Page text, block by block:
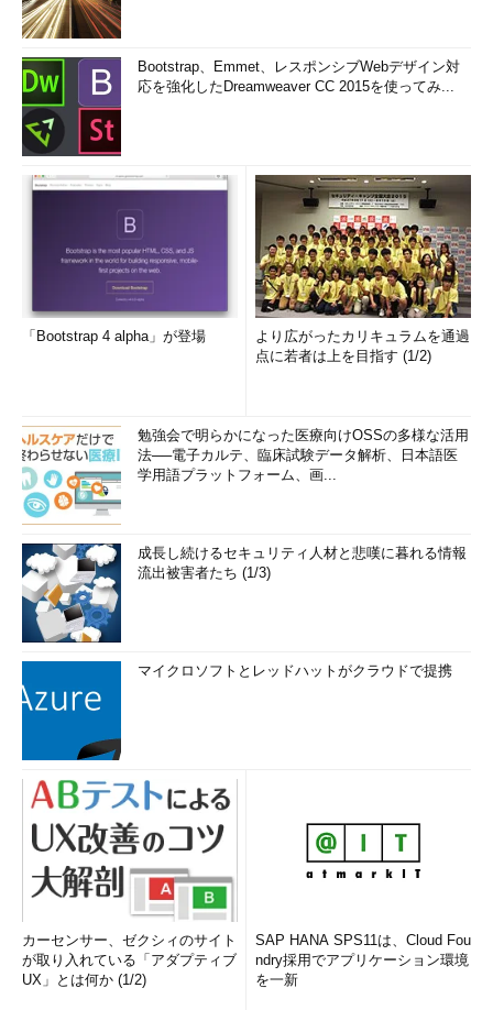
Bootstrap、Emmet、レスポンシブWebデザイン対
応を強化したDreamweaver CC 2015を使ってみ...
「Bootstrap 4 alpha」が登場
より広がったカリキュラムを通過
点に若者は上を目指す (1/2)
勉強会で明らかになった医療向けOSSの多様な活用
法──電子カルテ、臨床試験データ解析、日本語医
学用語プラットフォーム、画...
成長し続けるセキュリティ人材と悲嘆に暮れる情報
流出被害者たち (1/3)
マイクロソフトとレッドハットがクラウドで提携
カーセンサー、ゼクシィのサイト
が取り入れている「アダプティブ
UX」とは何か (1/2)
SAP HANA SPS11は、Cloud Fou
ndry採用でアプリケーション環境
を一新